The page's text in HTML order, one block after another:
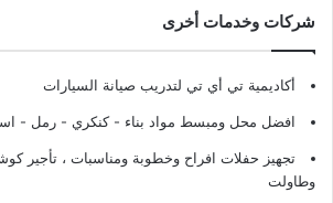
شركات وخدمات أخرى
أكاديمية تي أي تي لتدريب صيانة السيارات
افضل محل ومبسط مواد بناء - كنكري - رمل -
تجهيز حفلات افراح وخطوبة ومناسبات ، تأجير
وطاولت